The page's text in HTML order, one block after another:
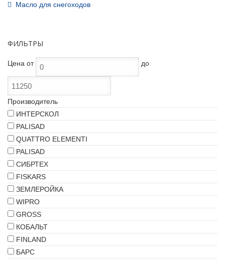
Масло для снегоходов
ФИЛЬТРЫ
Цена от до
Производитель
ИНТЕРСКОЛ
PALISAD
QUATTRO ELEMENTI
PALISAD
СИБРТЕХ
FISKARS
ЗЕМЛЕРОЙКА
WIPRO
GROSS
КОБАЛЬТ
FINLAND
БАРС